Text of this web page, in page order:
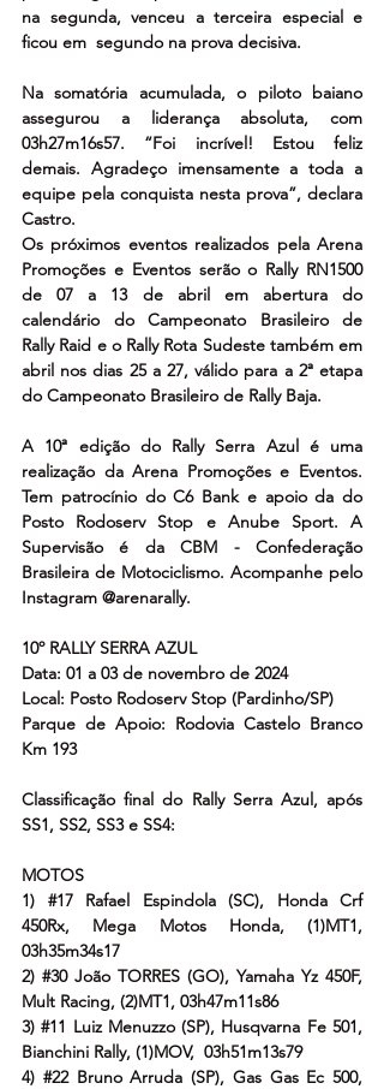
na segunda, venceu a terceira especial e
ficou em  segundo na prova decisiva.
Na somatória acumulada, o piloto baiano
assegurou a liderança absoluta, com
03h27m16s57. “Foi incrível! Estou feliz
demais. Agradeço imensamente a toda a
equipe pela conquista nesta prova”, declara
Castro.
Os próximos eventos realizados pela Arena
Promoções e Eventos serão o Rally RN1500
de 07 a 13 de abril em abertura do
calendário do Campeonato Brasileiro de
Rally Raid e o Rally Rota Sudeste também em
abril nos dias 25 a 27, válido para a 2ª etapa
do Campeonato Brasileiro de Rally Baja.
A 10ª edição do Rally Serra Azul é uma
realização da Arena Promoções e Eventos.
Tem patrocínio do C6 Bank e apoio da do
Posto Rodoserv Stop e Anube Sport. A
Supervisão é da CBM - Confederação
Brasileira de Motociclismo. Acompanhe pelo
Instagram @arenarally.
10º RALLY SERRA AZUL
Data: 01 a 03 de novembro de 2024
Local: Posto Rodoserv Stop (Pardinho/SP)
Parque de Apoio: Rodovia Castelo Branco
Km 193
Classificação final do Rally Serra Azul, após
SS1, SS2, SS3 e SS4:
MOTOS
1) #17 Rafael Espindola (SC), Honda Crf
450Rx, Mega Motos Honda, (1)MT1,
03h35m34s17
2) #30 João TORRES (GO), Yamaha Yz 450F,
Mult Racing, (2)MT1, 03h47m11s86
3) #11 Luiz Menuzzo (SP), Husqvarna Fe 501,
Bianchini Rally, (1)MOV,  03h51m13s79
4) #22 Bruno Arruda (SP), Gas Gas Ec 500,